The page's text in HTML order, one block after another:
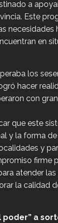
a
Este
necesidades
en
los
hacer
con
que este
y la forma
y
firme
atender las
la calidad
poder” a